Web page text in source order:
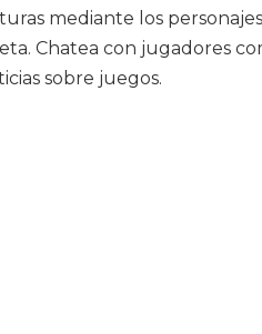
mediante los
Chatea con jugadores
sobre juegos.